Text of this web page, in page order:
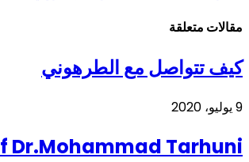
مقالات متعلقة
كيف تتواصل مع الطرهوني
9 يوليو، 2020
Dr.Mohammad Tarhuni